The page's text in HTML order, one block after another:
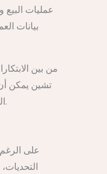
عمليات
بيانات
من بين
تشين يمكن
القيادة، يمكن أن يساهم في تسريع عمليات التوصيل وخفض التكاليف. الشركات التي تتبنى هذه الابتكارات ستكون في موقع متميز لتحقيق النجاح في سوق التجارة الإلكترونية.
على